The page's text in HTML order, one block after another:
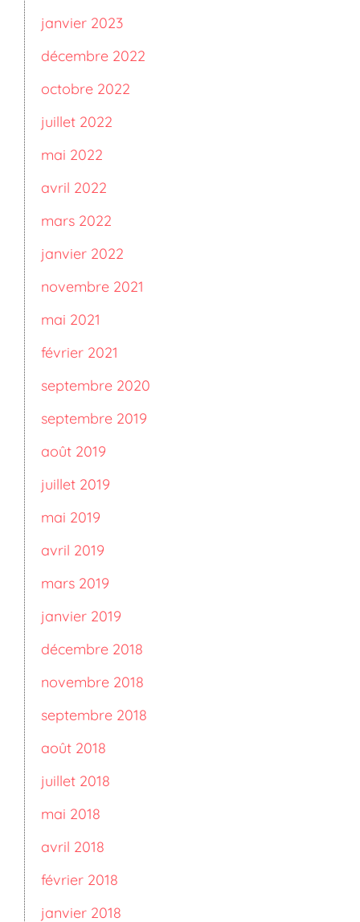
janvier 2023
décembre 2022
octobre 2022
juillet 2022
mai 2022
avril 2022
mars 2022
janvier 2022
novembre 2021
mai 2021
février 2021
septembre 2020
septembre 2019
août 2019
juillet 2019
mai 2019
avril 2019
mars 2019
janvier 2019
décembre 2018
novembre 2018
septembre 2018
août 2018
juillet 2018
mai 2018
avril 2018
février 2018
janvier 2018